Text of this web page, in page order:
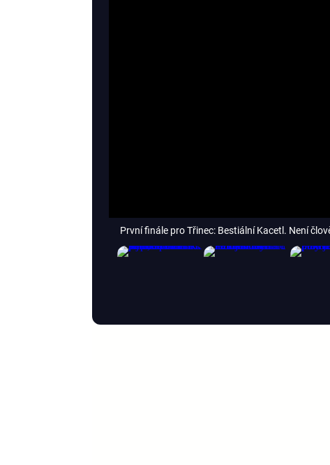
První finále pro Třinec: Bestiální Kacetl. Není